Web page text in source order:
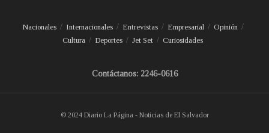
Nacionales Internacionales Entrevistas Empresarial
Opinión
Cultura
Deportes Jet Set Curiosidades
Contáctanos: 2246-0616
© 2024 Diario La Página - Noticias de El Salvador